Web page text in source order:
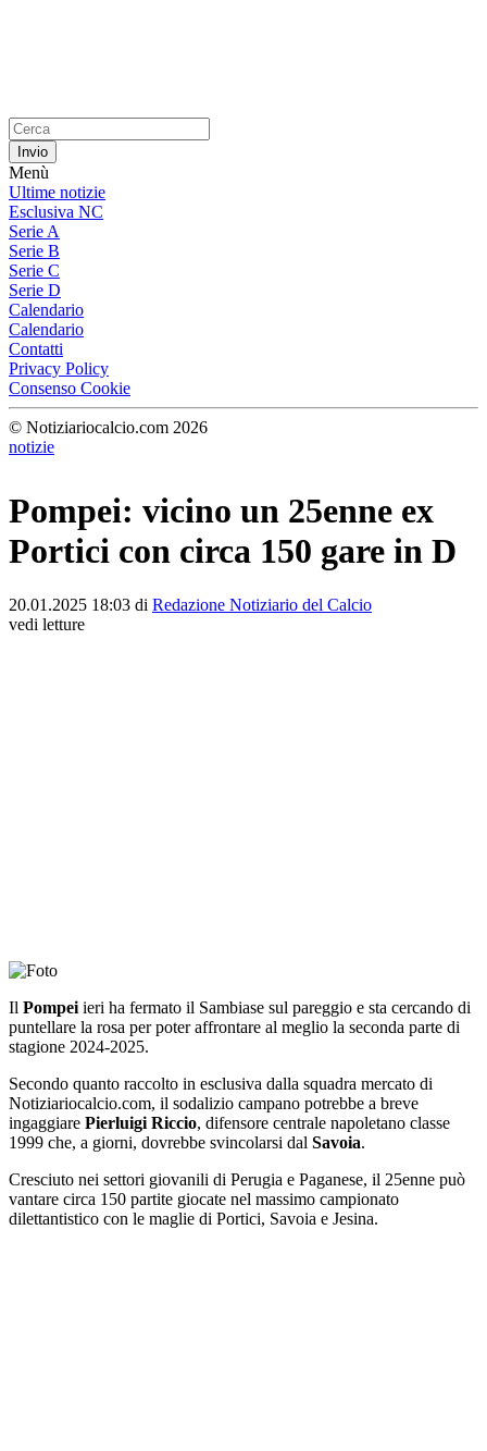
Menù
Ultime notizie
Esclusiva NC
Serie A
Serie B
Serie C
Serie D
Calendario
Calendario
Contatti
Privacy Policy
Consenso Cookie
© Notiziariocalcio.com 2026
notizie
Pompei: vicino un 25enne ex
Portici con circa 150 gare in D
20.01.2025 18:03 di Redazione Notiziario del Calcio
vedi letture
Il Pompei ieri ha fermato il Sambiase sul pareggio e sta cercando di
puntellare la rosa per poter affrontare al meglio la seconda parte di
stagione 2024-2025.
Secondo quanto raccolto in esclusiva dalla squadra mercato di
Notiziariocalcio.com, il sodalizio campano potrebbe a breve
ingaggiare Pierluigi Riccio, difensore centrale napoletano classe
1999 che, a giorni, dovrebbe svincolarsi dal Savoia.
Cresciuto nei settori giovanili di Perugia e Paganese, il 25enne può
vantare circa 150 partite giocate nel massimo campionato
dilettantistico con le maglie di Portici, Savoia e Jesina.